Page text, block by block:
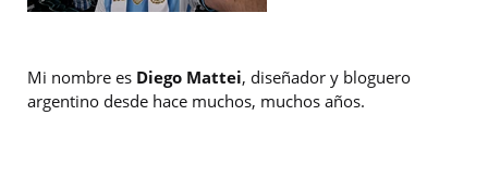
Mi nombre es Diego Mattei, diseñador y bloguero
argentino desde hace muchos, muchos años.